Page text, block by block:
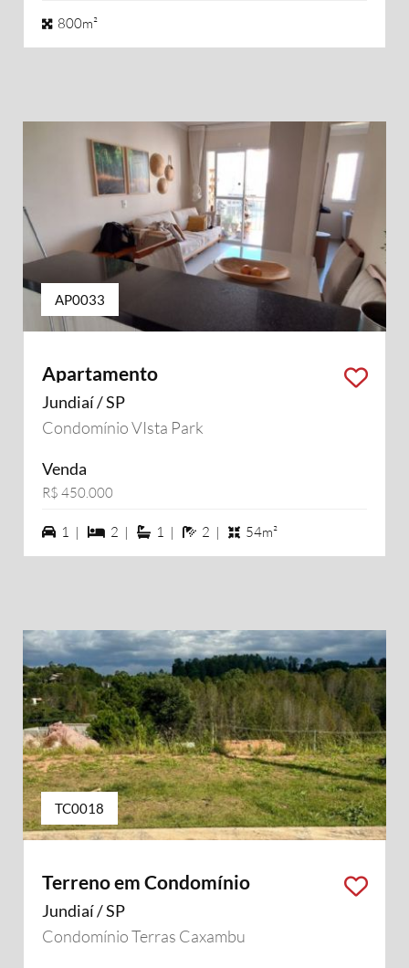
800m²
AP0033
Apartamento
Jundiaí / SP
Condomínio VIsta Park
Venda
R$ 450.000
1 vagas na garagem
1 | 2 dormiórios
2 | 1 suítes
1 | 2 banheiros
2 | 54m²
TC0018
Terreno em Condomínio
Jundiaí / SP
Condomínio Terras Caxambu